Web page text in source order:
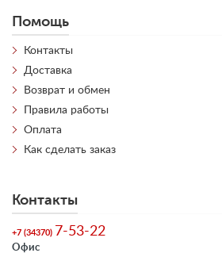
Помощь
Контакты
Доставка
Возврат и обмен
Правила работы
Оплата
Как сделать заказ
Контакты
+7 (34370) 7-53-22
Офис